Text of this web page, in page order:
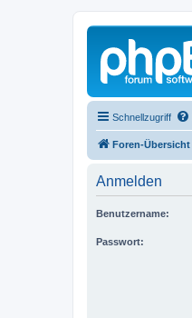
Schnellzugriff
Foren-Übersicht
Anmelden
Benutzername:
Passwort: